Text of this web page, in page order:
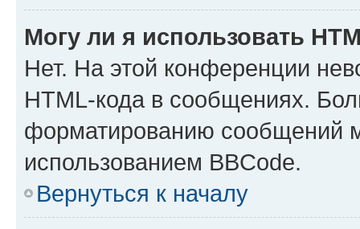
Могу ли я использовать
Нет. На этой конференции
HTML-кода в сообщениях.
форматированию сообщений
использованием BBCode.
Вернуться к началу